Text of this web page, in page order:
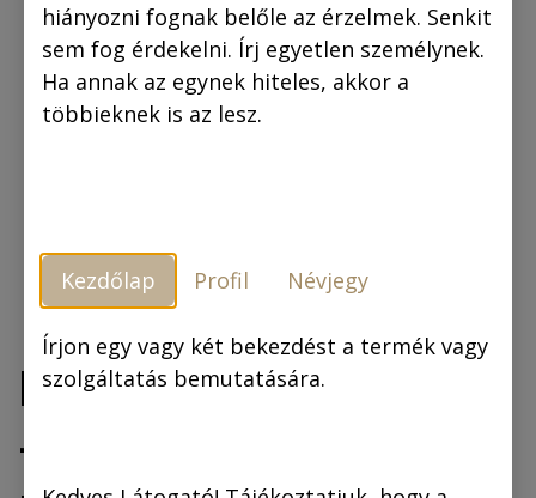
Bögre: Szőke Ciklon
– A Buddha szobor
hiányozni fognak belőle az érzelmek. Senkit
sem fog érdekelni. Írj egyetlen személynek.
Ha annak az egynek hiteles, akkor a
többieknek is az lesz.
Kezdőlap Profil Névjegy
Írjon egy vagy két bekezdést a termék vagy
szolgáltatás bemutatására.